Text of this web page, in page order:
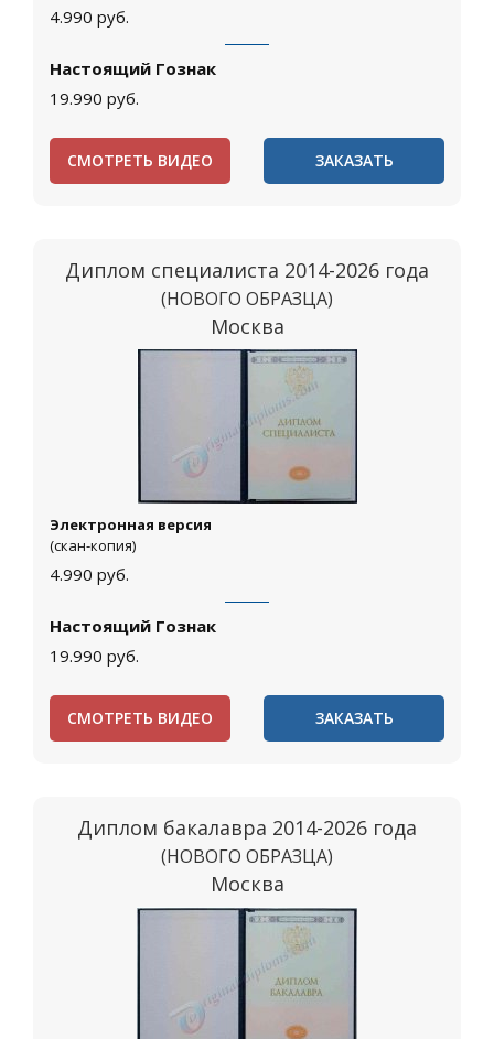
4.990 руб.
Настоящий Гознак
19.990 руб.
СМОТРЕТЬ ВИДЕО ЗАКАЗАТЬ
Диплом специалиста 2014-2026 года
(НОВОГО ОБРАЗЦА)
Москва
Электронная версия
(скан-копия)
4.990 руб.
Настоящий Гознак
19.990 руб.
СМОТРЕТЬ ВИДЕО ЗАКАЗАТЬ
Диплом бакалавра 2014-2026 года
(НОВОГО ОБРАЗЦА)
Москва